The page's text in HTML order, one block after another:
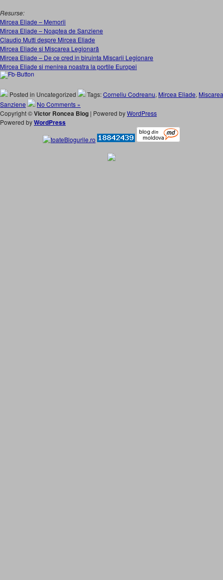
Resurse:
Mircea Eliade – Memorii
Mircea Eliade – Noaptea de Sanziene
Claudio Mutti despre Mircea Eliade
Mircea Eliade si Miscarea Legionară
Mircea Eliade – De ce cred in biruinta Miscarii Legionare
Mircea Eliade si menirea noastra la portile Europei
Posted in Uncategorized Tags:Corneliu Codreanu, Mircea Eliade,
Sanziene
No Comments »
Copyright ©Victor Roncea Blog | Powered byWordPress
Powered byWordPress